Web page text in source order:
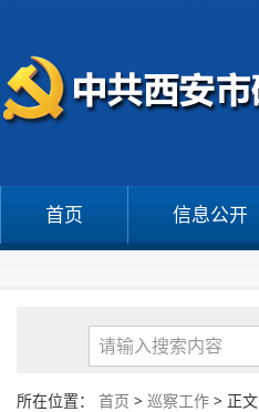
首页 信息公开
所在位置： 首页 > 巡察工作 > 正文